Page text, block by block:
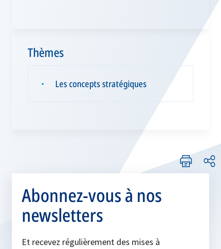
Thèmes
▪ Les concepts stratégiques
Abonnez-vous à nos
newsletters
Et recevez régulièrement des mises à